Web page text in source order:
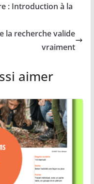
: Introduction à la
la recherche valide
vraiment
aimer